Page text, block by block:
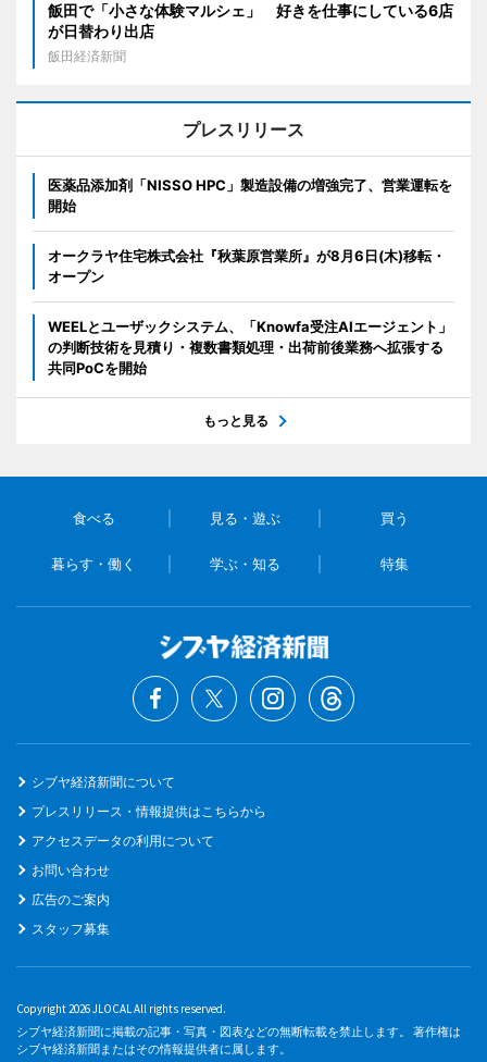
飯田で「小さな体験マルシェ」 好きを仕事にしている6店
が日替わり出店
飯田経済新聞
プレスリリース
医薬品添加剤「NISSO HPC」製造設備の増強完了、営業運転を
開始
オークラヤ住宅株式会社『秋葉原営業所』が8月6日(木)移転・
オープン
WEELとユーザックシステム、「Knowfa受注AIエージェント」
の判断技術を見積り・複数書類処理・出荷前後業務へ拡張する
共同PoCを開始
もっと見る
食べる 見る・遊ぶ 買う
暮らす・働く 学ぶ・知る 特集
シブヤ経済新聞について
プレスリリース・情報提供はこちらから
アクセスデータの利用について
お問い合わせ
広告のご案内
スタッフ募集
Copyright 2026 JLOCAL All rights reserved.
シブヤ経済新聞に掲載の記事・写真・図表などの無断転載を禁止します。 著作権は
シブヤ経済新聞またはその情報提供者に属します。